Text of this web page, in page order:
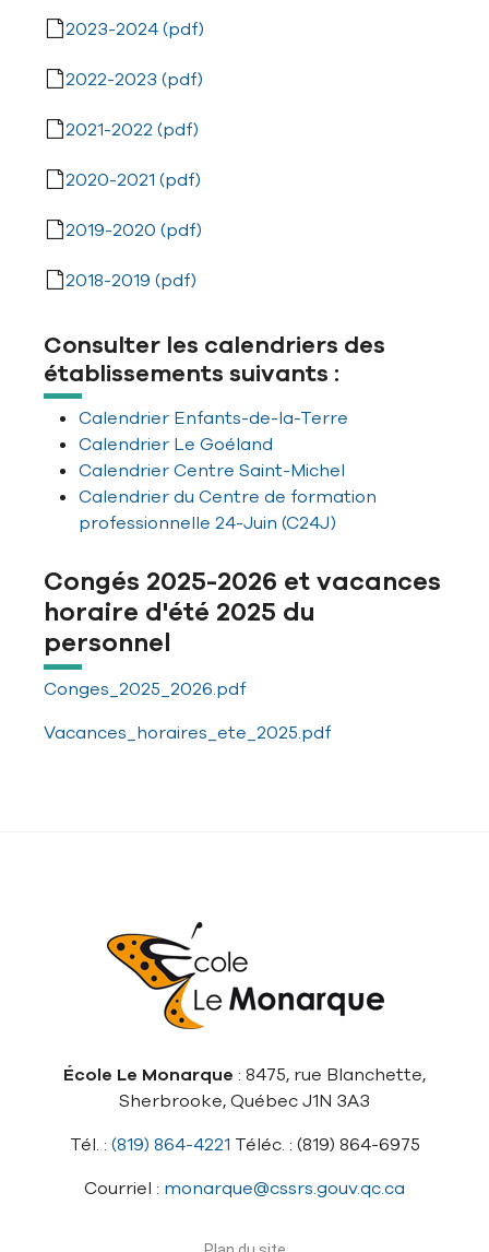
2023-2024 (pdf)
2022-2023 (pdf)
2021-2022 (pdf)
2020-2021 (pdf)
2019-2020 (pdf)
2018-2019 (pdf)
Consulter les calendriers des
établissements suivants :
Calendrier Enfants-de-la-Terre
Calendrier Le Goéland
Calendrier Centre Saint-Michel
Calendrier du Centre de formation
professionnelle 24-Juin (C24J)
Congés 2025-2026 et vacances
horaire d'été 2025 du
personnel
Conges_2025_2026.pdf
Vacances_horaires_ete_2025.pdf
École Le Monarque : 8475, rue Blanchette,
Sherbrooke, Québec J1N 3A3
Tél. : (819) 864-4221 Téléc. : (819) 864-6975
Courriel : monarque@cssrs.gouv.qc.ca